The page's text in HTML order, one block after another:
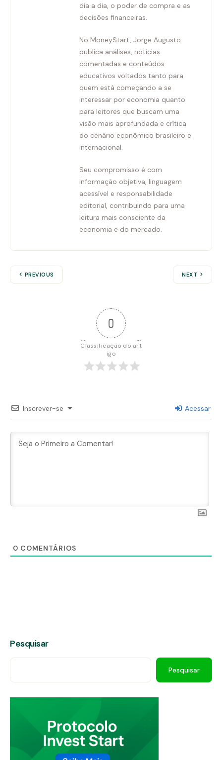
dia a dia, o poder de compra e as
decisões financeiras.
No MoneyStart, Jorge Augusto
publica análises, notícias
comentadas e conteúdos
educativos voltados tanto para
quem está começando a se
interessar por economia quanto
para leitores que buscam uma
visão mais aprofundada e crítica
do cenário econômico brasileiro e
internacional.
Seu compromisso é com
informação objetiva, linguagem
acessível e responsabilidade
editorial, contribuindo para uma
leitura mais consciente da
economia e do mercado.
PREVIOUS NEXT
0
Classificação do art
igo
Inscrever-se Acessar
0 COMENTÁRIOS
Pesquisar
Pesquisar